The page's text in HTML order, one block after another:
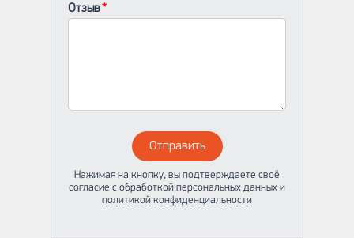
Отзыв
Отправить
Нажимая на кнопку, вы подтверждаете своё
согласие с обработкой персональных данных и
политикой конфиденциальности